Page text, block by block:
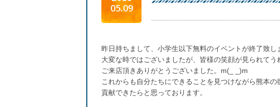
05.09
昨日持ちまして、小学生以下無料のイベントが終了致し
大変な時ではございましたが、皆様の笑顔が見られてう
ご来店頂きありがとうございました。m(_ _)m
これからも自分たちにできることを見つけながら熊本の
貢献できたらと思っております。